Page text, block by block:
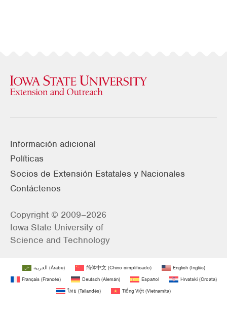
Información adicional
Políticas
Socios de Extensión Estatales y Nacionales
Contáctenos
Copyright © 2009–2026
Iowa State University of
Science and Technology
العربية (Árabe) 简体中文(Chino simplificado) English(Inglés)
Français(Francés) Deutsch(Alemán) Español Hrvatski(Croata)
ไทย (Tailandés) Tiếng Việt (Vietnamita)